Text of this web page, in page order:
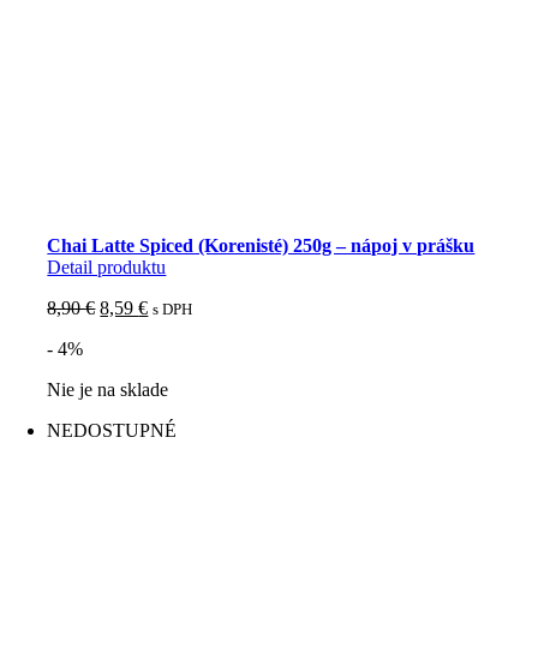
Chai Latte Spiced (Korenisté) 250g – nápoj v prášku
Detail produktu
8,90€ Pôvodná
8,59€Aktuálna
s DPH
- 4%
Nie je na sklade
NEDOSTUPNÉ